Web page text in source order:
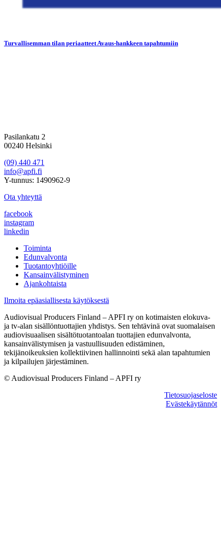
Turvallisemman tilan periaatteet Avaus-hankkeen tapahtumiin
Pasilankatu 2
00240 Helsinki
(09) 440 471
info@apfi.fi
Y-tunnus: 1490962-9
Ota yhteyttä
facebook
instagram
linkedin
Toiminta
Edunvalvonta
Tuotantoyhtiöille
Kansainvälistyminen
Ajankohtaista
Ilmoita epäasiallisesta käytöksestä
Audiovisual Producers Finland – APFI ry on kotimaisten elokuva-
ja tv-alan sisällöntuottajien yhdistys. Sen tehtävinä ovat suomalaisen
audiovisuaalisen sisältötuotantoalan tuottajien edunvalvonta,
kansainvälistymisen ja vastuullisuuden edistäminen,
tekijänoikeuksien kollektiivinen hallinnointi sekä alan tapahtumien
ja kilpailujen järjestäminen.
© Audiovisual Producers Finland – APFI ry
Tietosuojaseloste
Evästekäytännöt